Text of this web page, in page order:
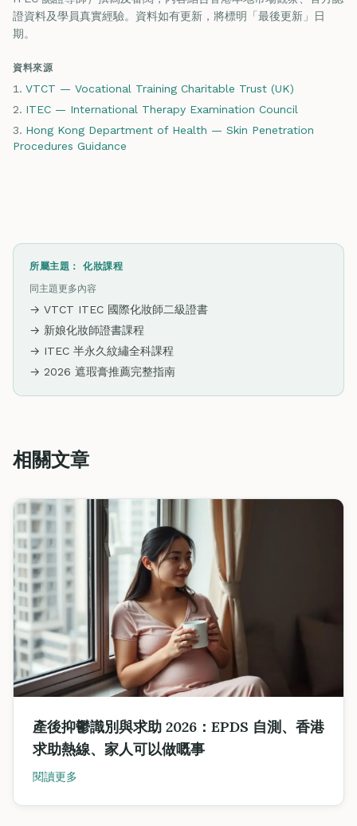
證資料及學員真實經驗。資料如有更新，將標明「最後更新」日
期。
資料來源
VTCT — Vocational Training Charitable Trust (UK)
ITEC — International Therapy Examination Council
Hong Kong Department of Health — Skin Penetration
Procedures Guidance
所屬主題：
化妝課程
同主題更多內容
→ VTCT ITEC 國際化妝師二級證書
→ 新娘化妝師證書課程
→ ITEC 半永久紋繡全科課程
→ 2026 遮瑕膏推薦完整指南
相關文章
產後抑鬱識別與求助 2026：EPDS 自測、香港
求助熱線、家人可以做嘅事
閱讀更多